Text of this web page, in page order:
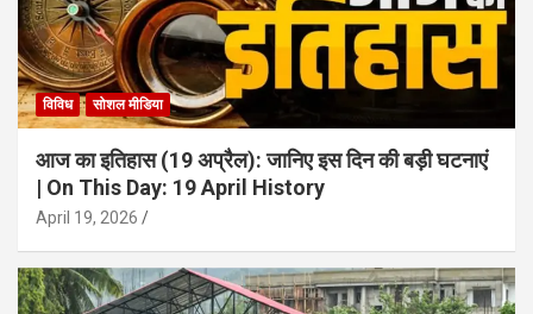
विविध सोशल मीडिया
आज का इतिहास (19 अप्रैल): जानिए इस दिन की बड़ी घटनाएं
| On This Day: 19 April History
April 19, 2026